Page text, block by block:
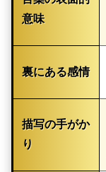
意味
裏にある感情
描写の手がか
り